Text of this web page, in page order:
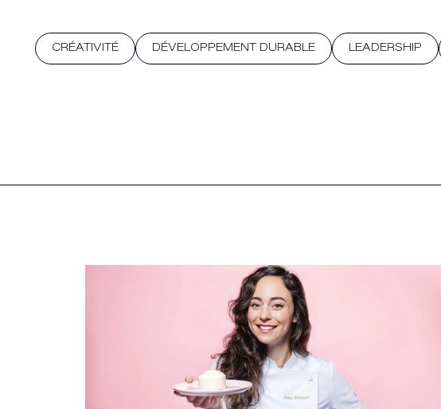
CRÉATIVITÉ DÉVELOPPEMENT DURABLE LEADERSHIP